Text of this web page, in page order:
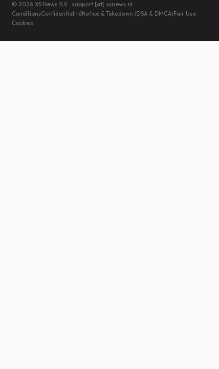
© 2026 XS News B.V. · support [at] xsnews.nl
ConditionsConfidentialitéNotice & Takedown (DSA & DMCA)Fair Use
Cookies